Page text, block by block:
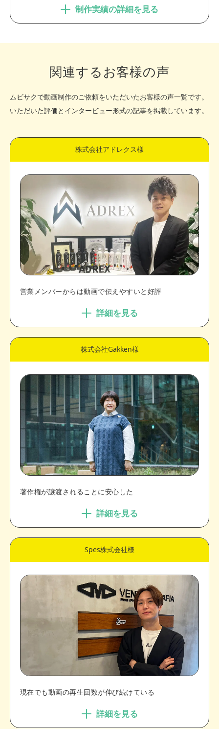
制作実績の詳細を見る
関連するお客様の声
ムビサクで動画制作のご依頼をいただいたお客様の声一覧です。
いただいた評価とインタービュー形式の記事を掲載しています。
株式会社アドレクス様
営業メンバーからは動画で伝えやすいと好評
詳細を見る
株式会社Gakken様
著作権が譲渡されることに安心した
詳細を見る
Spes株式会社様
現在でも動画の再生回数が伸び続けている
詳細を見る